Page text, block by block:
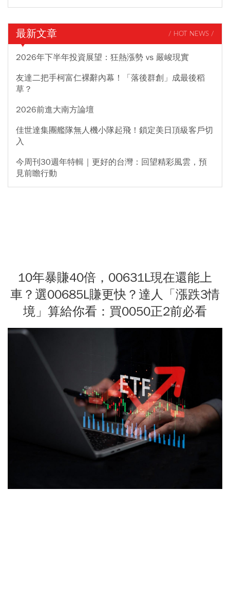
最新文章 / HOT NEWS /
2026年下半年投資展望：狂熱漲勢 vs 嚴峻現實
友達二把手柯富仁裸辭內幕！「落後群創」成最後稻
草？
2026前進大南方論壇
佳世達集團艦隊無人機小隊起飛！鎖定美日頂級客戶切
入
今周刊30週年特輯｜更好的台灣：回望精彩風雲，預
見前瞻行動
10年暴賺40倍，00631L現在還能上
車？選00685L賺更快？達人「漲跌3情
境」算給你看：買0050正2前必看